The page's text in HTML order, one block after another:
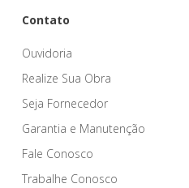
Contato
Ouvidoria
Realize Sua Obra
Seja Fornecedor
Garantia e Manutenção
Fale Conosco
Trabalhe Conosco